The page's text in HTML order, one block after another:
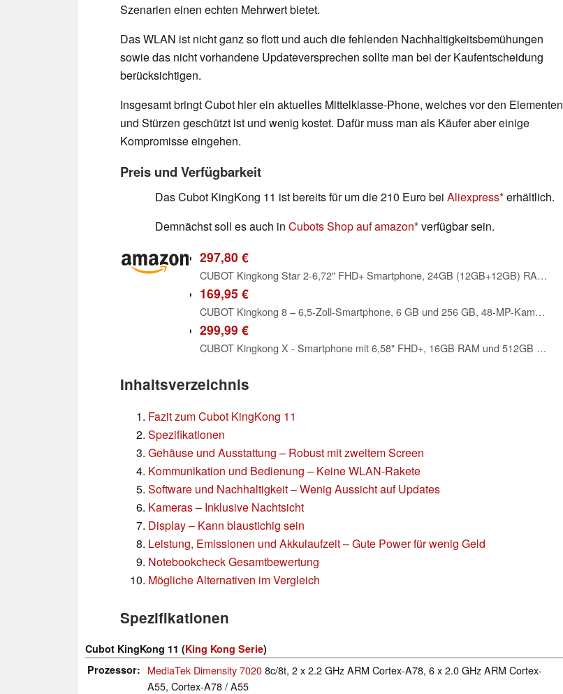
Szenarien einen echten Mehrwert bietet.
Das WLAN ist nicht ganz so flott und auch die fehlenden Nachhaltigkeitsbemühungen
sowie das nicht vorhandene Updateversprechen sollte man bei der Kaufentscheidung
berücksichtigen.
Insgesamt bringt Cubot hier ein aktuelles Mittelklasse-Phone, welches vor den Elementen
und Stürzen geschützt ist und wenig kostet. Dafür muss man als Käufer aber einige
Kompromisse eingehen.
Preis und Verfügbarkeit
Das Cubot KingKong 11 ist bereits für um die 210 Euro bei Aliexpress erhältlich.
Demnächst soll es auch in Cubots Shop auf amazon verfügbar sein.
297,80 €
CUBOT Kingkong Star 2-6,72" FHD+ Smartphone, 24GB (12GB+12GB) RAM, 256GB ROM, 100 MP Dreifachkamera + 5 MP Makro, 5100mAh Akku, Android 14, MediaTek Dimensity 8200, Schwarz
169,95 €
CUBOT Kingkong 8 – 6,5-Zoll-Smartphone, 6 GB und 256 GB, 48-MP-Kamera, 10600-mAh-Akku, Android 13, OctaCore-Prozessor, Schwarz
299,99 €
CUBOT Kingkong X - Smartphone mit 6,58" FHD+, 16GB RAM und 512GB ROM, 100 MP Triple-Kamera + 5 MP Makro, 10200mAh Akku, Android 14, MediaTek Dimensity 7050 Prozessor, Farbe Schwarz.
Inhaltsverzeichnis
Fazit zum Cubot KingKong 11
Spezifikationen
Gehäuse und Ausstattung – Robust mit zweitem Screen
Kommunikation und Bedienung – Keine WLAN-Rakete
Software und Nachhaltigkeit – Wenig Aussicht auf Updates
Kameras – Inklusive Nachtsicht
Display – Kann blaustichig sein
Leistung, Emissionen und Akkulaufzeit – Gute Power für wenig Geld
Notebookcheck Gesamtbewertung
Mögliche Alternativen im Vergleich
Spezifikationen
Cubot KingKong 11 (King Kong Serie)
Prozessor
MediaTek Dimensity 70208c/8t, 2 x 2.2 GHz ARM Cortex-A78, 6 x 2.0 GHz ARM Cortex-
A55, Cortex-A78 / A55